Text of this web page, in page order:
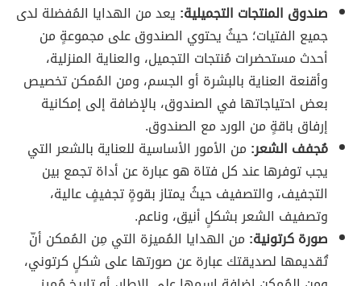
صندوق المنتجات التجميلية: يعد من الهدايا المُفضلة لدى
جميع الفتيات؛ حيثُ يحتوي الصندوق على مجموعةٍ من
أحدث مستحضرات مُنتجات التجميل، والعناية المنزلية،
وأقنعة العناية بالبشرة أو الجسم، ومن المُمكن تخصيص
بعض احتياجاتها في الصندوق، بالإضافة إلى إمكانية
إرفاق باقةٍ من الورد مع الصندوق.
مُجفف الشعر: من الأمور الأساسية للعناية بالشعر التي
يجب توفرها عند كل فتاة هو عبارة عن أداة تجمع بين
التجفيف، والتصفيف حيثُ يمتاز بقوةٍ تجفيفٍ عالية،
وتصفيف الشعر بشكلٍ أنيق، وناعم.
صورة كرتونية: من الهدايا المُميزة التي مِن المُمكن أنّ
تُقديمها لصديقتك عبارة عن صورتها على شكلٍ كرتوني،